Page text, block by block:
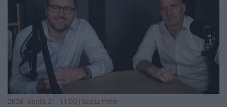
elemzőjével, hogy milyen strukturális problémák húzódnak
meg a rendszerben, és ezekre milyen szakpolitikai válaszok
adhatók. A második részben a kereskedelmiingatlan-piac
aktuális helyzetét és kilátásait elemeztük Balogh
Tamással, a DLA Piper Hungary ingatlanjogi csoportjának
vezető ügyvédjével, a nemrég megjelent Hazai
Ingatlanpiaci Körkép apropóján.
2026. április 21. 11:00 | Szász Péter